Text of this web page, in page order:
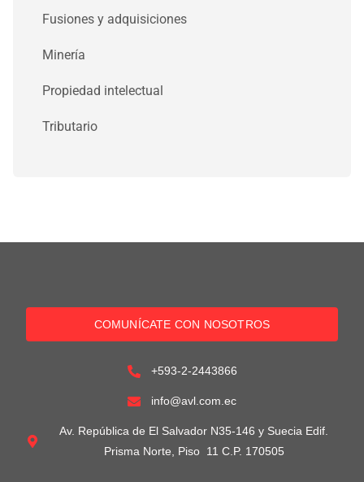
Fusiones y adquisiciones
Minería
Propiedad intelectual
Tributario
COMUNÍCATE CON NOSOTROS
+593-2-2443866
info@avl.com.ec
Av. República de El Salvador N35-146 y Suecia Edif.
Prisma Norte, Piso 11 C.P. 170505